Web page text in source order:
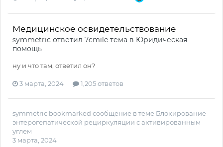
Медицинское освидетельствование
symmetric ответил 7cmile тема в Юридическая
помощь
ну и что там, ответил он?
3 марта, 2024 1,205 ответов
symmetric bookmarked сообщение в теме Блокирование
энтерогепатической рециркуляции с активированным
углем
3 марта, 2024